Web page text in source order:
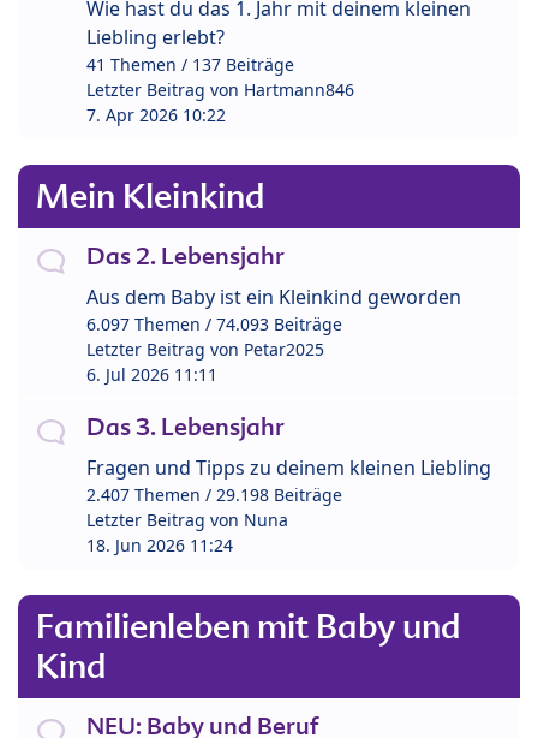
Wie hast du das 1. Jahr mit deinem kleinen
Liebling erlebt?
41 Themen / 137 Beiträge
Letzter Beitrag von Hartmann846
7. Apr 2026 10:22
Mein Kleinkind
Das 2. Lebensjahr
Aus dem Baby ist ein Kleinkind geworden
6.097 Themen / 74.093 Beiträge
Letzter Beitrag von Petar2025
6. Jul 2026 11:11
Das 3. Lebensjahr
Fragen und Tipps zu deinem kleinen Liebling
2.407 Themen / 29.198 Beiträge
Letzter Beitrag von Nuna
18. Jun 2026 11:24
Familienleben mit Baby und
Kind
NEU: Baby und Beruf